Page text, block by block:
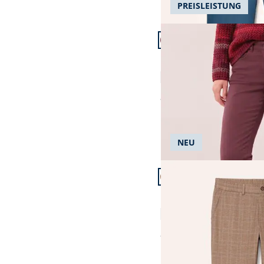
Artikel 7 von 24.
Passform Feminine Fit.
PREISLEISTUNG
Feminine Fit
Extraglatt
4,6 (116)
ab
Artikel 10 von 24.
Passform Modern Fit.
NEU
Modern Fit
Extraglatt-Travelhose
ab